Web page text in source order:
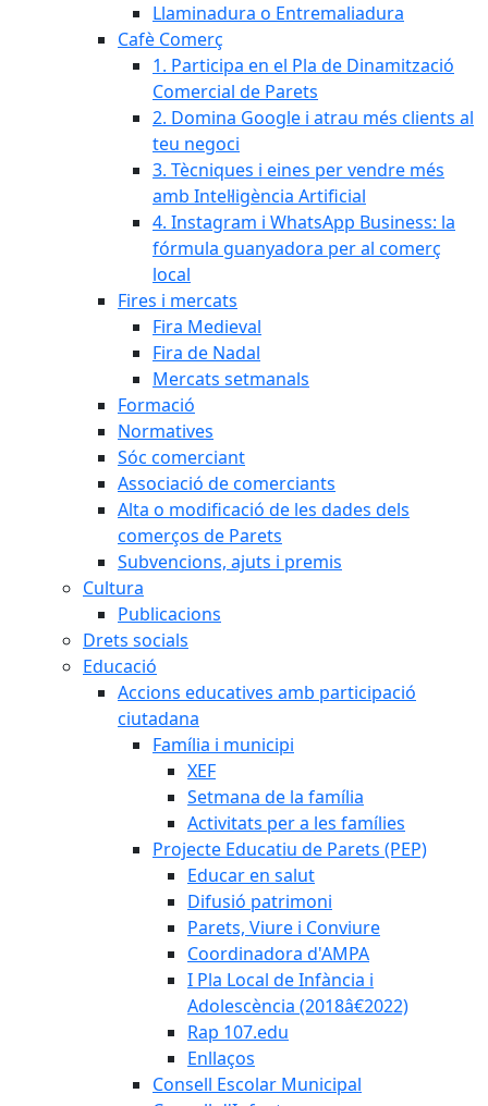
Llaminadura o Entremaliadura
Cafè Comerç
1. Participa en el Pla de Dinamització
Comercial de Parets
2. Domina Google i atrau més clients al
teu negoci
3. Tècniques i eines per vendre més
amb Intel·ligència Artificial
4. Instagram i WhatsApp Business: la
fórmula guanyadora per al comerç
local
Fires i mercats
Fira Medieval
Fira de Nadal
Mercats setmanals
Formació
Normatives
Sóc comerciant
Associació de comerciants
Alta o modificació de les dades dels
comerços de Parets
Subvencions, ajuts i premis
Cultura
Publicacions
Drets socials
Educació
Accions educatives amb participació
ciutadana
Família i municipi
XEF
Setmana de la família
Activitats per a les famílies
Projecte Educatiu de Parets (PEP)
Educar en salut
Difusió patrimoni
Parets, Viure i Conviure
Coordinadora d'AMPA
I Pla Local de Infància i
Adolescència (2018â€2022)
Rap 107.edu
Enllaços
Consell Escolar Municipal